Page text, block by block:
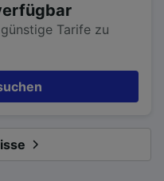
Tarife zu